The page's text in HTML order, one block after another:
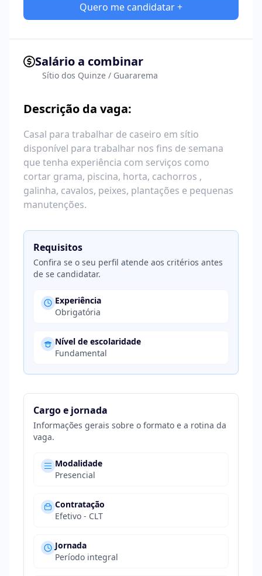
Quero me candidatar +
Salário a combinar
Sítio dos Quinze / Guararema
Descrição da vaga:
Casal para trabalhar de caseiro em sítio
disponível para trabalhar nos fins de semana
que tenha experiência com serviços como
cortar grama, piscina, horta, cachorros ,
galinha, cavalos, peixes, plantações e pequenas
manutenções.
Requisitos
Confira se o seu perfil atende aos critérios antes
de se candidatar.
Experiência
Obrigatória
Nível de escolaridade
Fundamental
Cargo e jornada
Informações gerais sobre o formato e a rotina da
vaga.
Modalidade
Presencial
Contratação
Efetivo - CLT
Jornada
Período integral